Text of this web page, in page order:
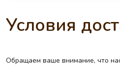
Условия
Обращаем ваше внимание, что